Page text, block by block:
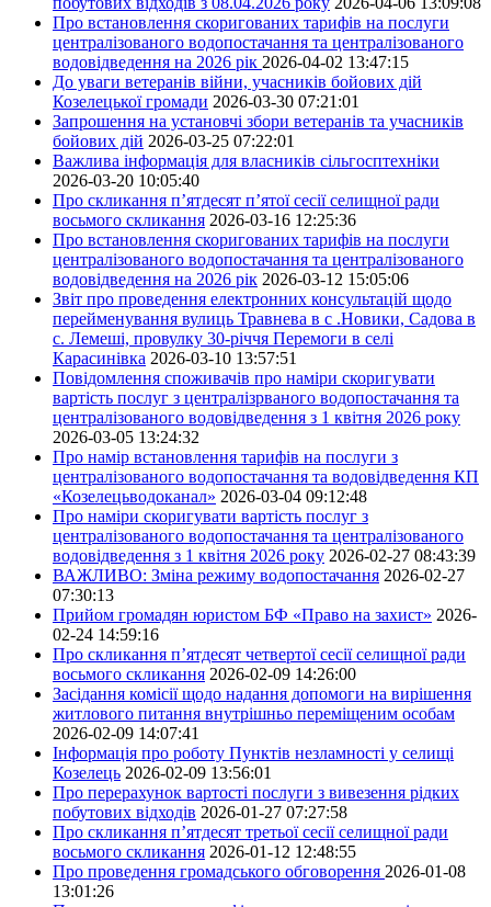
Про встановлення скоригованих тарифів на послуги
централізованого водопостачання та централізованого
водовідведення на 2026 рік 2026-04-02 13:47:15
До уваги ветеранів війни, учасників бойових дій
Козелецької громади 2026-03-30 07:21:01
Запрошення на установчі збори ветеранів та учасників
бойових дій 2026-03-25 07:22:01
Важлива інформація для власників сільгосптехніки
2026-03-20 10:05:40
Про скликання п’ятдесят п’ятої сесії селищної ради
восьмого скликання 2026-03-16 12:25:36
Про встановлення скоригованих тарифів на послуги
централізованого водопостачання та централізованого
водовідведення на 2026 рік 2026-03-12 15:05:06
Звіт про проведення електронних консультацій щодо
перейменування вулиць Травнева в с .Новики, Садова в
с. Лемеші, провулку 30-річчя Перемоги в селі
Карасинівка 2026-03-10 13:57:51
Повідомлення споживачів про наміри скоригувати
вартість послуг з централізрваного водопостачання та
централізованого водовідведення з 1 квітня 2026 року
2026-03-05 13:24:32
Про намір встановлення тарифів на послуги з
централізованого водопостачання та водовідведення КП
«Козелецьводоканал» 2026-03-04 09:12:48
Про наміри скоригувати вартість послуг з
централізованого водопостачання та централізованого
водовідведення з 1 квітня 2026 року 2026-02-27 08:43:39
ВАЖЛИВО: Зміна режиму водопостачання 2026-02-27
07:30:13
Прийом громадян юристом БФ «Право на захист» 2026-
02-24 14:59:16
Про скликання п’ятдесят четвертої сесії селищної ради
восьмого скликання 2026-02-09 14:26:00
Засідання комісії щодо надання допомоги на вирішення
житлового питання внутрішньо переміщеним особам
2026-02-09 14:07:41
Інформація про роботу Пунктів незламності у селищі
Козелець 2026-02-09 13:56:01
Про перерахунок вартості послуги з вивезення рідких
побутових відходів 2026-01-27 07:27:58
Про скликання п’ятдесят третьої сесії селищної ради
восьмого скликання 2026-01-12 12:48:55
Про проведення громадського обговорення 2026-01-08
13:01:26